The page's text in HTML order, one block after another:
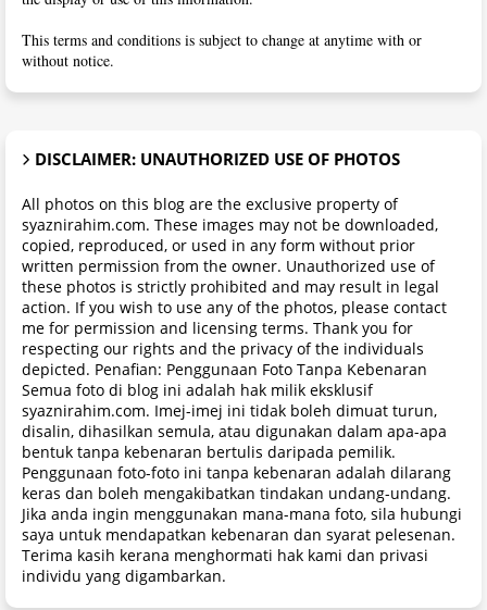
This terms and conditions is subject to change at anytime with or
without notice.
DISCLAIMER: UNAUTHORIZED USE OF PHOTOS
All photos on this blog are the exclusive property of
syaznirahim.com. These images may not be downloaded,
copied, reproduced, or used in any form without prior
written permission from the owner. Unauthorized use of
these photos is strictly prohibited and may result in legal
action. If you wish to use any of the photos, please contact
me for permission and licensing terms. Thank you for
respecting our rights and the privacy of the individuals
depicted. Penafian: Penggunaan Foto Tanpa Kebenaran
Semua foto di blog ini adalah hak milik eksklusif
syaznirahim.com. Imej-imej ini tidak boleh dimuat turun,
disalin, dihasilkan semula, atau digunakan dalam apa-apa
bentuk tanpa kebenaran bertulis daripada pemilik.
Penggunaan foto-foto ini tanpa kebenaran adalah dilarang
keras dan boleh mengakibatkan tindakan undang-undang.
Jika anda ingin menggunakan mana-mana foto, sila hubungi
saya untuk mendapatkan kebenaran dan syarat pelesenan.
Terima kasih kerana menghormati hak kami dan privasi
individu yang digambarkan.